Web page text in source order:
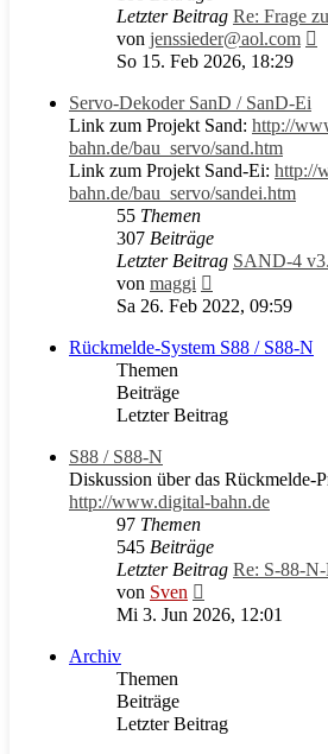
Letzter Beitrag Re: Frage
von jenssieder@aol.com
So 15. Feb 2026, 18:29
Servo-Dekoder SanD / SanD-Ei
Link zum Projekt Sand: http://
bahn.de/bau_servo/sand.htm
Link zum Projekt Sand-Ei: http://
bahn.de/bau_servo/sandei.htm
55 Themen
307 Beiträge
Letzter Beitrag SAND-4
von maggi
Beitrag
Sa 26. Feb 2022, 09:59
Rückmelde-System S88 / S88-N
Themen
Beiträge
Letzter Beitrag
S88 / S88-N
Diskussion über das Rückmelde-
http://www.digital-bahn.de
97 Themen
545 Beiträge
Letzter Beitrag Re: S-88-
von Sven
Beitrag
Mi 3. Jun 2026, 12:01
Archiv
Themen
Beiträge
Letzter Beitrag